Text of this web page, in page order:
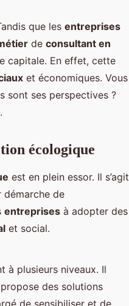
que les entreprises
de consultant en
capitale. En effet, cette
et économiques. Vous
sont ses perspectives ?
écologique
est en plein essor. Il s’agit
démarche de
entreprises à adopter des
et social.
à plusieurs niveaux. Il
des solutions